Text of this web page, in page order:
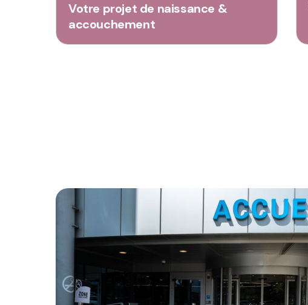
Votre projet de naissance &
accouchement